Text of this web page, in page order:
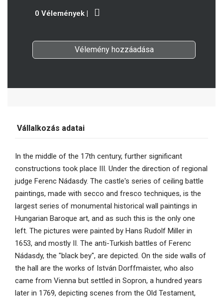
0 Vélemények |
Vélemény hozzáadása
Vállalkozás adatai
In the middle of the 17th century, further significant
constructions took place III. Under the direction of regional
judge Ferenc Nádasdy. The castle's series of ceiling battle
paintings, made with secco and fresco techniques, is the
largest series of monumental historical wall paintings in
Hungarian Baroque art, and as such this is the only one
left. The pictures were painted by Hans Rudolf Miller in
1653, and mostly II. The anti-Turkish battles of Ferenc
Nádasdy, the "black bey", are depicted. On the side walls of
the hall are the works of István Dorffmaister, who also
came from Vienna but settled in Sopron, a hundred years
later in 1769, depicting scenes from the Old Testament,